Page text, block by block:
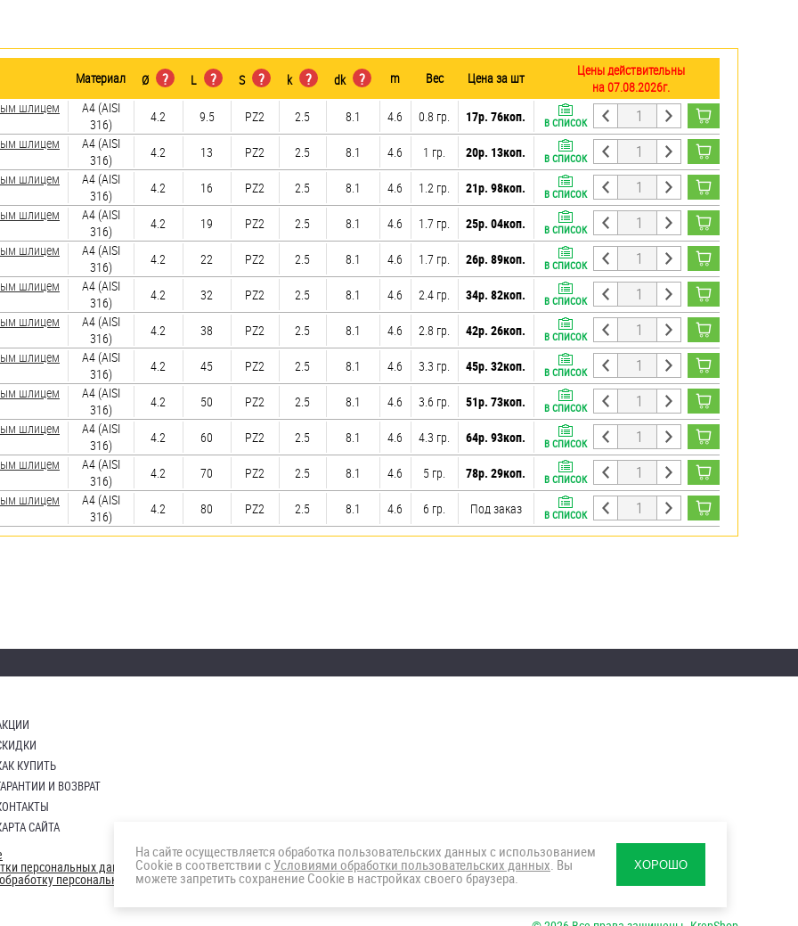
Материал Ø ? L ? S ? k ? dk ? m Вес Цена за шт
Цены действительны
на 07.08.2026г.
шлицем
A4 (AISI
316)
4.2 9.5 PZ2 2.5 8.1 4.6 0.8 гр. 17р. 76коп. В СПИСОК
шлицем
A4 (AISI
316)
4.2 13 PZ2 2.5 8.1 4.6 1 гр. 20р. 13коп. В СПИСОК
шлицем
A4 (AISI
316)
4.2 16 PZ2 2.5 8.1 4.6 1.2 гр. 21р. 98коп. В СПИСОК
шлицем
A4 (AISI
316)
4.2 19 PZ2 2.5 8.1 4.6 1.7 гр. 25р. 04коп. В СПИСОК
шлицем
A4 (AISI
316)
4.2 22 PZ2 2.5 8.1 4.6 1.7 гр. 26р. 89коп. В СПИСОК
шлицем
A4 (AISI
316)
4.2 32 PZ2 2.5 8.1 4.6 2.4 гр. 34р. 82коп. В СПИСОК
шлицем
A4 (AISI
316)
4.2 38 PZ2 2.5 8.1 4.6 2.8 гр. 42р. 26коп. В СПИСОК
шлицем
A4 (AISI
316)
4.2 45 PZ2 2.5 8.1 4.6 3.3 гр. 45р. 32коп. В СПИСОК
шлицем
A4 (AISI
316)
4.2 50 PZ2 2.5 8.1 4.6 3.6 гр. 51р. 73коп. В СПИСОК
шлицем
A4 (AISI
316)
4.2 60 PZ2 2.5 8.1 4.6 4.3 гр. 64р. 93коп. В СПИСОК
шлицем
A4 (AISI
316)
4.2 70 PZ2 2.5 8.1 4.6 5 гр. 78р. 29коп. В СПИСОК
шлицем
A4 (AISI
316)
4.2 80 PZ2 2.5 8.1 4.6 6 гр. Под заказ В СПИСОК
КУПИТЬ
И ВОЗВРАТ
САЙТА
персональных данных
персональных данны
На сайте осуществляется обработка пользовательских данных с использованием
Cookie в соответствии с Условиями обработки пользовательских данных . Вы
можете запретить сохранение Cookie в настройках своего браузера.
ХОРОШО